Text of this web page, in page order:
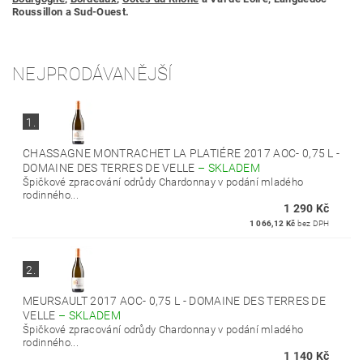
Roussillon a Sud-Ouest.
NEJPRODÁVANĚJŠÍ
1.
CHASSAGNE MONTRACHET LA PLATIÉRE 2017 AOC- 0,75 L -
DOMAINE DES TERRES DE VELLE – SKLADEM
Špičkové zpracování odrůdy Chardonnay v podání mladého
rodinného...
1 290 Kč
1 066,12 Kč bez DPH
2.
MEURSAULT 2017 AOC- 0,75 L - DOMAINE DES TERRES DE
VELLE – SKLADEM
Špičkové zpracování odrůdy Chardonnay v podání mladého
rodinného...
1 140 Kč